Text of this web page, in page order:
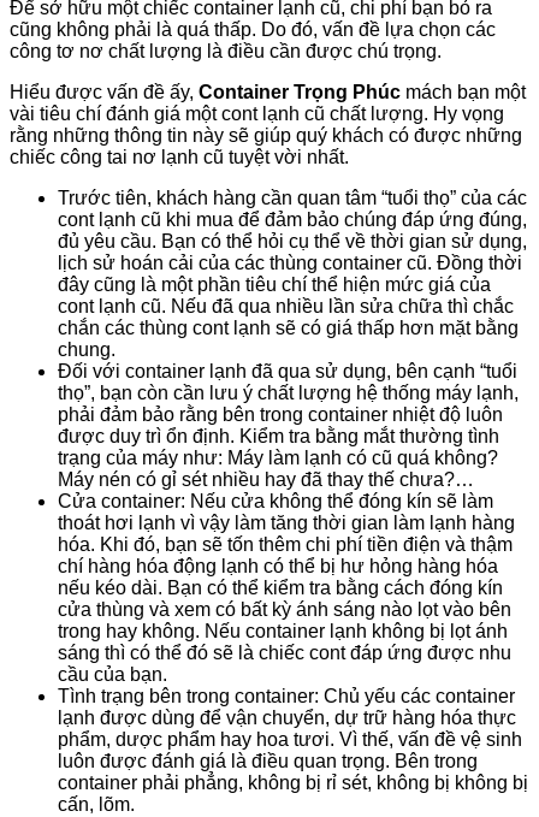
Để sở hữu một chiếc container lạnh cũ, chi phí bạn bỏ ra
cũng không phải là quá thấp. Do đó, vấn đề lựa chọn các
công tơ nơ chất lượng là điều cần được chú trọng.
Hiểu được vấn đề ấy, Container Trọng Phúc mách bạn một
vài tiêu chí đánh giá một cont lạnh cũ chất lượng. Hy vọng
rằng những thông tin này sẽ giúp quý khách có được những
chiếc công tai nơ lạnh cũ tuyệt vời nhất.
Trước tiên, khách hàng cần quan tâm “tuổi thọ” của các
cont lạnh cũ khi mua để đảm bảo chúng đáp ứng đúng,
đủ yêu cầu. Bạn có thể hỏi cụ thể về thời gian sử dụng,
lịch sử hoán cải của các thùng container cũ. Đồng thời
đây cũng là một phần tiêu chí thể hiện mức giá của
cont lạnh cũ. Nếu đã qua nhiều lần sửa chữa thì chắc
chắn các thùng cont lạnh sẽ có giá thấp hơn mặt bằng
chung.
Đối với container lạnh đã qua sử dụng, bên cạnh “tuổi
thọ”, bạn còn cần lưu ý chất lượng hệ thống máy lạnh,
phải đảm bảo rằng bên trong container nhiệt độ luôn
được duy trì ổn định. Kiểm tra bằng mắt thường tình
trạng của máy như: Máy làm lạnh có cũ quá không?
Máy nén có gỉ sét nhiều hay đã thay thế chưa?…
Cửa container: Nếu cửa không thể đóng kín sẽ làm
thoát hơi lạnh vì vậy làm tăng thời gian làm lạnh hàng
hóa. Khi đó, bạn sẽ tốn thêm chi phí tiền điện và thậm
chí hàng hóa động lạnh có thể bị hư hỏng hàng hóa
nếu kéo dài. Bạn có thể kiểm tra bằng cách đóng kín
cửa thùng và xem có bất kỳ ánh sáng nào lọt vào bên
trong hay không. Nếu container lạnh không bị lọt ánh
sáng thì có thể đó sẽ là chiếc cont đáp ứng được nhu
cầu của bạn.
Tình trạng bên trong container: Chủ yếu các container
lạnh được dùng để vận chuyển, dự trữ hàng hóa thực
phẩm, dược phẩm hay hoa tươi. Vì thế, vấn đề vệ sinh
luôn được đánh giá là điều quan trọng. Bên trong
container phải phẳng, không bị rỉ sét, không bị không bị
cấn, lõm.